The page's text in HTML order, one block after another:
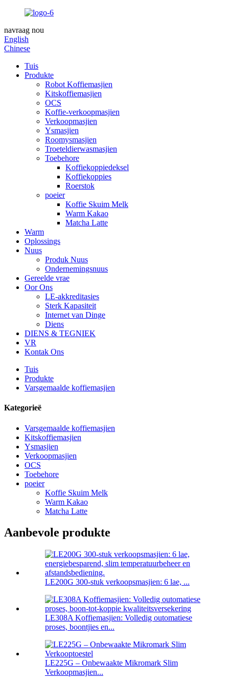
navraag nou
English
Chinese
Tuis
Produkte
Robot Koffiemasjien
Kitskoffiemasjien
OCS
Koffie-verkoopmasjien
Verkoopmasjien
Ysmasjien
Roomysmasjien
Troeteldierwasmasjien
Toebehore
Koffiekoppiedeksel
Koffiekoppies
Roerstok
poeier
Koffie Skuim Melk
Warm Kakao
Matcha Latte
Warm
Oplossings
Nuus
Produk Nuus
Ondernemingsnuus
Gereelde vrae
Oor Ons
LE-akkreditasies
Sterk Kapasiteit
Internet van Dinge
Diens
DIENS & TEGNIEK
VR
Kontak Ons
Tuis
Produkte
Varsgemaalde koffiemasjien
Kategorieë
Varsgemaalde koffiemasjien
Kitskoffiemasjien
Ysmasjien
Verkoopmasjien
OCS
Toebehore
poeier
Koffie Skuim Melk
Warm Kakao
Matcha Latte
Aanbevole produkte
LE200G 300-stuk verkoopsmasjien: 6 lae, ...
LE308A Koffiemasjien: Volledig outomatiese
proses, boontjies en...
LE225G – Onbewaakte Mikromark Slim
Verkoopmasjien...